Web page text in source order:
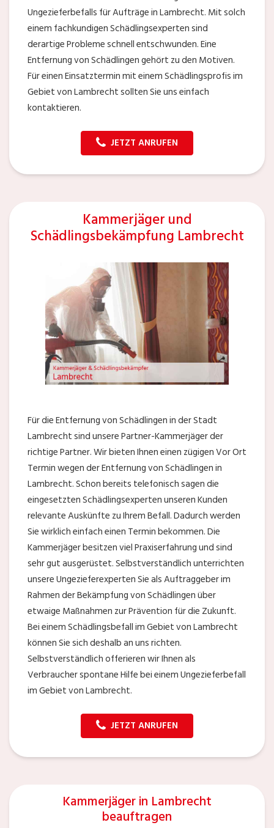
Ungezieferbefalls für Aufträge in Lambrecht. Mit solch
einem fachkundigen Schädlingsexperten sind
derartige Probleme schnell entschwunden. Eine
Entfernung von Schädlingen gehört zu den Motiven.
Für einen Einsatztermin mit einem Schädlingsprofis im
Gebiet von Lambrecht sollten Sie uns einfach
kontaktieren.
JETZT ANRUFEN
Kammerjäger und
Schädlingsbekämpfung Lambrecht
Für die Entfernung von Schädlingen in der Stadt
Lambrecht sind unsere Partner-Kammerjäger der
richtige Partner. Wir bieten Ihnen einen zügigen Vor Ort
Termin wegen der Entfernung von Schädlingen in
Lambrecht. Schon bereits telefonisch sagen die
eingesetzten Schädlingsexperten unseren Kunden
relevante Auskünfte zu Ihrem Befall. Dadurch werden
Sie wirklich einfach einen Termin bekommen. Die
Kammerjäger besitzen viel Praxiserfahrung und sind
sehr gut ausgerüstet. Selbstverständlich unterrichten
unsere Ungezieferexperten Sie als Auftraggeber im
Rahmen der Bekämpfung von Schädlingen über
etwaige Maßnahmen zur Prävention für die Zukunft.
Bei einem Schädlingsbefall im Gebiet von Lambrecht
können Sie sich deshalb an uns richten.
Selbstverständlich offerieren wir Ihnen als
Verbraucher spontane Hilfe bei einem Ungezieferbefall
im Gebiet von Lambrecht.
JETZT ANRUFEN
Kammerjäger in Lambrecht
beauftragen